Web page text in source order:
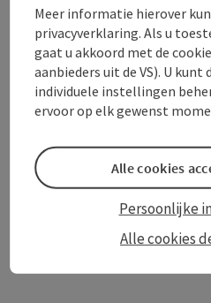
PDF aanmaken
powered byTOURDATA
Meer informatie hierover
privacyverklaring. Als u
gaat u akkoord met de
aanbieders uit de VS). U kunt
individuele instellingen
ervoor op elk gewenst
Alle cookies
Persoonlijke
Alle cookies